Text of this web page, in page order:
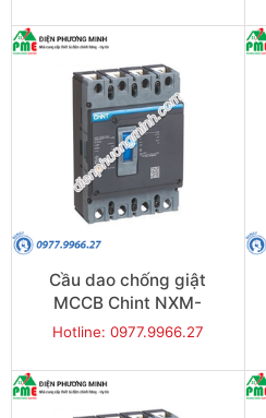
Cầu dao chống giật
MCCB Chint NXM-
250S/4300-160 35KA 4P
Hotline: 0977.9966.27